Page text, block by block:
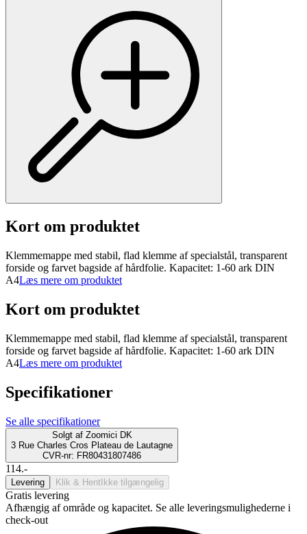
Kort om produktet
Klemmemappe med stabil, flad klemme af specialstål, transparent
forside og farvet bagside af hårdfolie. Kapacitet: 1-60 ark DIN
A4Læs mere om produktet
Kort om produktet
Klemmemappe med stabil, flad klemme af specialstål, transparent
forside og farvet bagside af hårdfolie. Kapacitet: 1-60 ark DIN
A4Læs mere om produktet
Specifikationer
Se alle specifikationer
Solgt af Zoomici DK
3 Rue Charles Cros Plateau de Lautagne
CVR-nr: FR80431807486
114.-
Levering Klik & Hent Ikke tilgængelig
Gratis levering
Afhængig af område og kapacitet. Se alle leveringsmulighederne i
check-out